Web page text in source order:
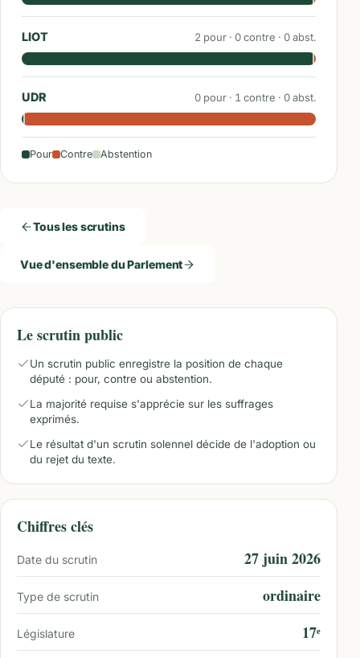
LIOT 2 pour · 0contre · 0abst.
UDR 0 pour · 1 contre · 0abst.
Pour Contre Abstention
Tous les scrutins
Vue d'ensemble du Parlement
Le scrutin public
Un scrutin public enregistre la position de chaque
député : pour, contre ou abstention.
La majorité requise s'apprécie sur les suffrages
exprimés.
Le résultat d'un scrutin solennel décide de l'adoption ou
du rejet du texte.
Chiffres clés
Date du scrutin 27 juin 2026
Type de scrutin ordinaire
Législature 17ᵉ